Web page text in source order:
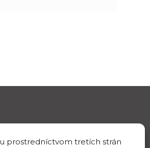
prostredníctvom tretích strán
DIČ